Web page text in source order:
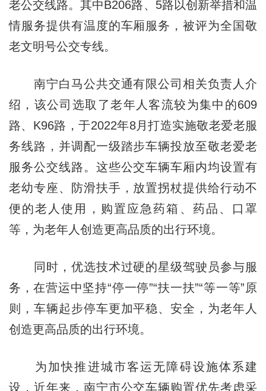
老公交线路。其中B206路、5路以创新举措和温
情服务提供有温度的车厢服务，被评为全国敬
老文明号公交专线。
南宁白马公共交通有限公司相关负责人介
绍，该公司选取了老年人客流较为集中的609
路、K96路，于2022年8月打造实施敬老爱老服
务线路，并调配一级踏步车辆投放至敬老爱老
服务公交线路。这些公交车辆车厢内均设置有
老幼专座、防滑扶手，放置拐杖提供给行动不
便的老人使用，购置应急药箱、药品、口罩
等，为老年人创造更高品质的出行环境。
同时，优选技术过硬的星级驾驶员参与服
务，在营运中坚持“停一停”“扶一扶”“等一等”原
则，车辆起步停车更加平稳、安全，为老年人
创造更高品质的出行环境。
为加快推进城市客运无障碍设施体系建
设，近年来，南宁市公交车辆购置优先考虑采